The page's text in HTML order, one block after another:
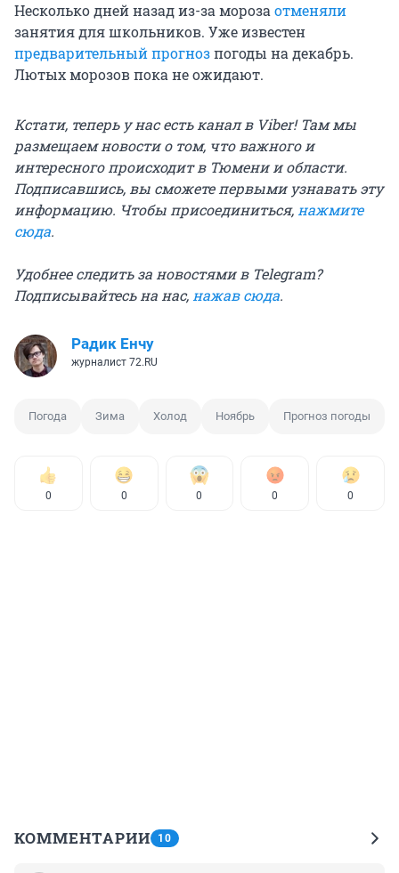
Несколько дней назад из-за морозаотменяли
занятия для школьников. Уже известен
предварительный прогнозпогоды на декабрь.
Лютых морозов пока не ожидают.
Кстати, теперь у нас есть канал в Viber! Там мы
размещаем новости о том, что важного и
интересного происходит в Тюмени и области.
Подписавшись, вы сможете первыми узнавать эту
информацию. Чтобы присоединиться,нажмите
сюда.
Удобнее следить за новостями в Telegram?
Подписывайтесь на нас,нажав сюда.
Радик Енчу
журналист 72.RU
Погода Зима Холод Ноябрь Прогноз погоды
0 0 0 0 0
КОММЕНТАРИИ 10